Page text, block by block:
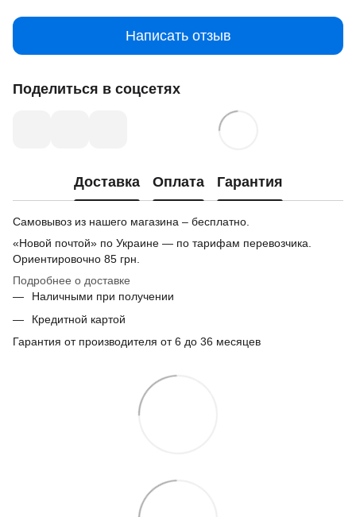
Написать отзыв
Поделиться в соцсетях
Доставка Оплата Гарантия
Самовывоз из нашего магазина – бесплатно.
«Новой почтой» по Украине — по тарифам перевозчика.
Ориентировочно 85 грн.
Подробнее о доставке
Наличными при получении
Кредитной картой
Гарантия от производителя от 6 до 36 месяцев